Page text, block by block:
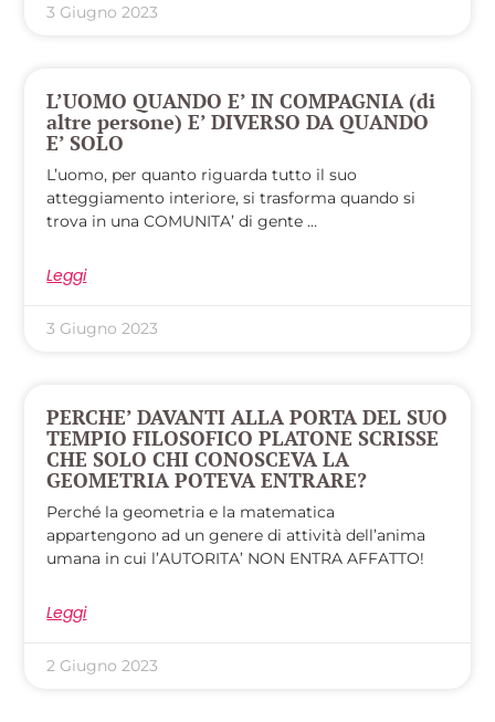
3 Giugno 2023
L’UOMO QUANDO E’ IN COMPAGNIA (di
altre persone) E’ DIVERSO DA QUANDO
E’ SOLO
L’uomo, per quanto riguarda tutto il suo
atteggiamento interiore, si trasforma quando si
trova in una COMUNITA’ di gente …
Leggi
3 Giugno 2023
PERCHE’ DAVANTI ALLA PORTA DEL SUO
TEMPIO FILOSOFICO PLATONE SCRISSE
CHE SOLO CHI CONOSCEVA LA
GEOMETRIA POTEVA ENTRARE?
Perché la geometria e la matematica
appartengono ad un genere di attività dell’anima
umana in cui l’AUTORITA’ NON ENTRA AFFATTO!
Leggi
2 Giugno 2023